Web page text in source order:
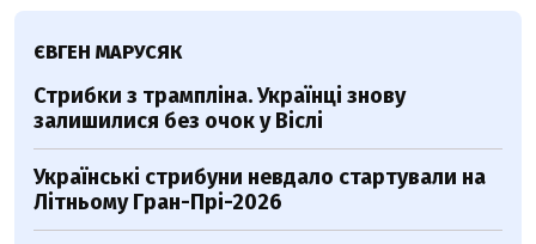
ЄВГЕН МАРУСЯК
Стрибки з трампліна. Українці знову
залишилися без очок у Віслі
Українські стрибуни невдало стартували на
Літньому Гран-Прі-2026